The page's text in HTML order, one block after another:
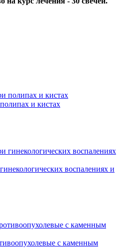
и кистах
воспалениях и
с каменным